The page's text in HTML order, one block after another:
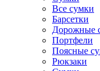
Все сумки
Барсетки
Дорожные
Портфели
Поясные
Рюкзаки